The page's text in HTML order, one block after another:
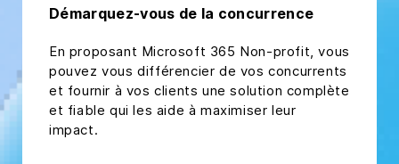
Démarquez-vous de la concurrence
En proposant Microsoft 365 Non-profit, vous
pouvez vous différencier de vos concurrents
et fournir à vos clients une solution complète
et fiable qui les aide à maximiser leur
impact.